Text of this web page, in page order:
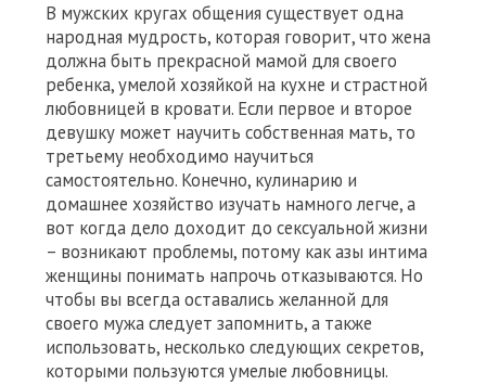
В мужских кругах общения существует одна
народная мудрость, которая говорит, что жена
должна быть прекрасной мамой для своего
ребенка, умелой хозяйкой на кухне и страстной
любовницей в кровати. Если первое и второе
девушку может научить собственная мать, то
третьему необходимо научиться
самостоятельно. Конечно, кулинарию и
домашнее хозяйство изучать намного легче, а
вот когда дело доходит до сексуальной жизни
– возникают проблемы, потому как азы интима
женщины понимать напрочь отказываются. Но
чтобы вы всегда оставались желанной для
своего мужа следует запомнить, а также
использовать, несколько следующих секретов,
которыми пользуются умелые любовницы.